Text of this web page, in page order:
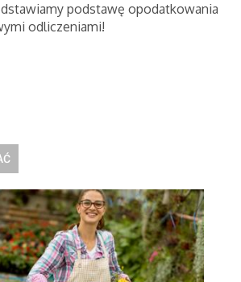
podstawę opodatkowania
odliczeniami!